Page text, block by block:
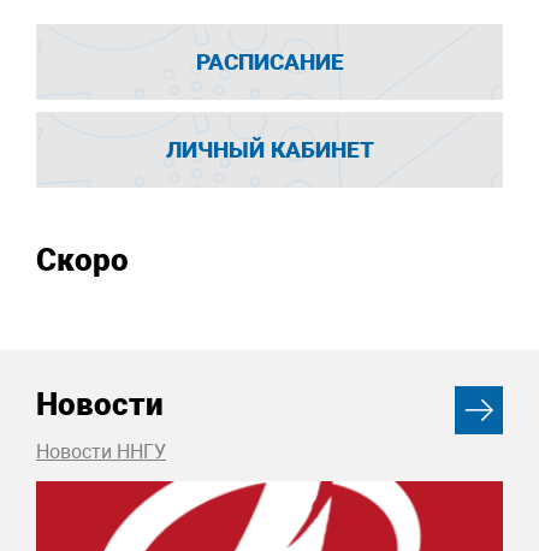
РАСПИСАНИЕ
ЛИЧНЫЙ КАБИНЕТ
Скоро
Новости
Новости ННГУ